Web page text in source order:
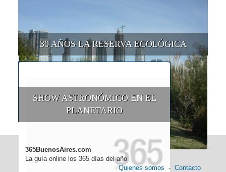
30 AÑOS LA RESERVA ECOLÓGICA
SHOW ASTRONÓMICO EN EL
PLANETARIO
365BuenosAires.com
La guía online los 365 días del año
Quienes somos - Contacto